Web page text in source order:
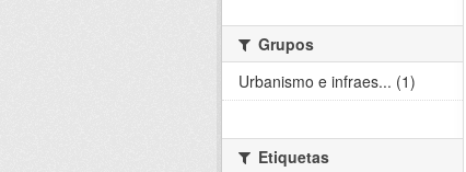
Grupos
Urbanismo e infraes... (1)
Etiquetas